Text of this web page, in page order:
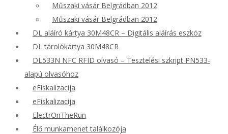
Műszaki vásár Belgrádban 2012
Műszaki vásár Belgrádban 2012
DL aláíró kártya 30M48CR – Digitális aláírás eszköz
DL tárolókártya 30M48CR
DL533N NFC RFID olvasó – Tesztelési szkript PN533-
alapú olvasóhoz
eFiskalizacija
eFiskalizacija
ElectrOnTheRun
Élő munkamenet találkozója